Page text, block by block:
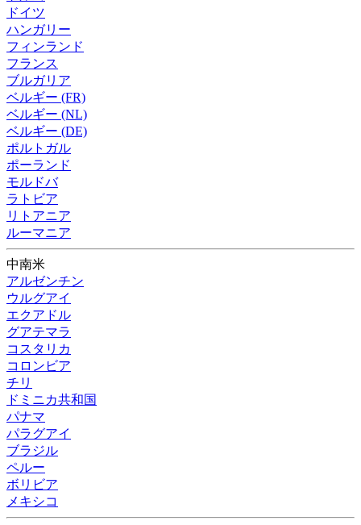
ドイツ
ハンガリー
フィンランド
フランス
ブルガリア
ベルギー (FR)
ベルギー (NL)
ベルギー (DE)
ポルトガル
ポーランド
モルドバ
ラトビア
リトアニア
ルーマニア
中南米
アルゼンチン
ウルグアイ
エクアドル
グアテマラ
コスタリカ
コロンビア
チリ
ドミニカ共和国
パナマ
パラグアイ
ブラジル
ペルー
ボリビア
メキシコ